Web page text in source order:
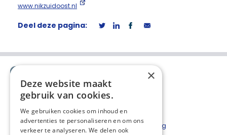
www.nikzuidoost.nl
Deel deze pagina:
Contact
Privacyverklaring
×
Deze website maakt
gebruik van cookies.
We gebruiken cookies om inhoud en
advertenties te personaliseren en om ons
verkeer te analyseren. We delen ook